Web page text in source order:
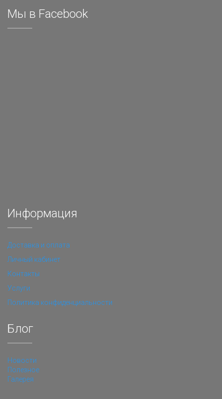
Мы в Facebook
Информация
Доставка и оплата
Личный кабинет
Контакты
Услуги
Политика конфиденциальности
Блог
Новости
Полезное
Галерея